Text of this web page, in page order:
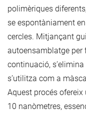
polimèriques
se espontàniament
cercles. Mitjançant
autoensamblatge per
continuació,
s’utilitza com a
Aquest procés
10 nanòmetres,